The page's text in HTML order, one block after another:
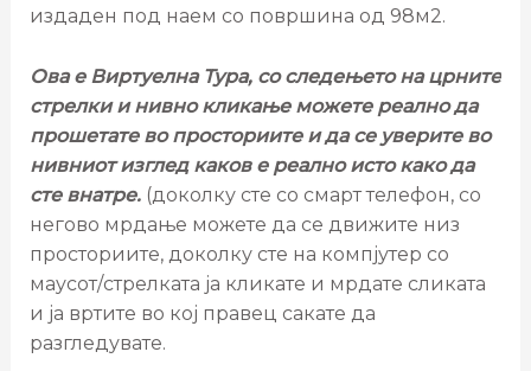
издаден под наем со површина од 98м2.
Ова е Виртуелна Тура, со следењето на црните
стрелки и нивно кликање можете реално да
прошетате во просториите и да се уверите во
нивниот изглед каков е реално исто како да
сте внатре.(доколку сте со смарт телефон, со
негово мрдање можете да се движите низ
просториите, доколку сте на компјутер со
маусот/стрелката ја кликате и мрдате сликата
и ја вртите во кој правец сакате да
разгледувате.